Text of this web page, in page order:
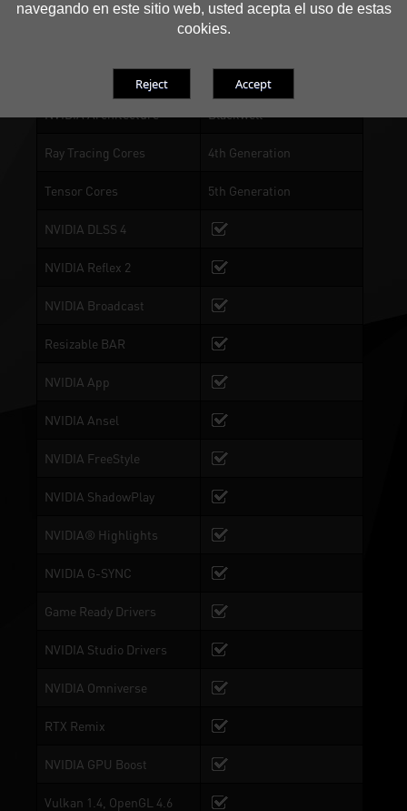
navegando en este sitio web, usted acepta el uso de estas
cookies.
NVIDIA Architecture Blackwell
Ray Tracing Cores 4th Generation
Tensor Cores 5th Generation
NVIDIA DLSS 4
NVIDIA Reflex 2
NVIDIA Broadcast
Resizable BAR
NVIDIA App
NVIDIA Ansel
NVIDIA FreeStyle
NVIDIA ShadowPlay
NVIDIA® Highlights
NVIDIA G-SYNC
Game Ready Drivers
NVIDIA Studio Drivers
NVIDIA Omniverse
RTX Remix
NVIDIA GPU Boost
Vulkan 1.4, OpenGL 4.6